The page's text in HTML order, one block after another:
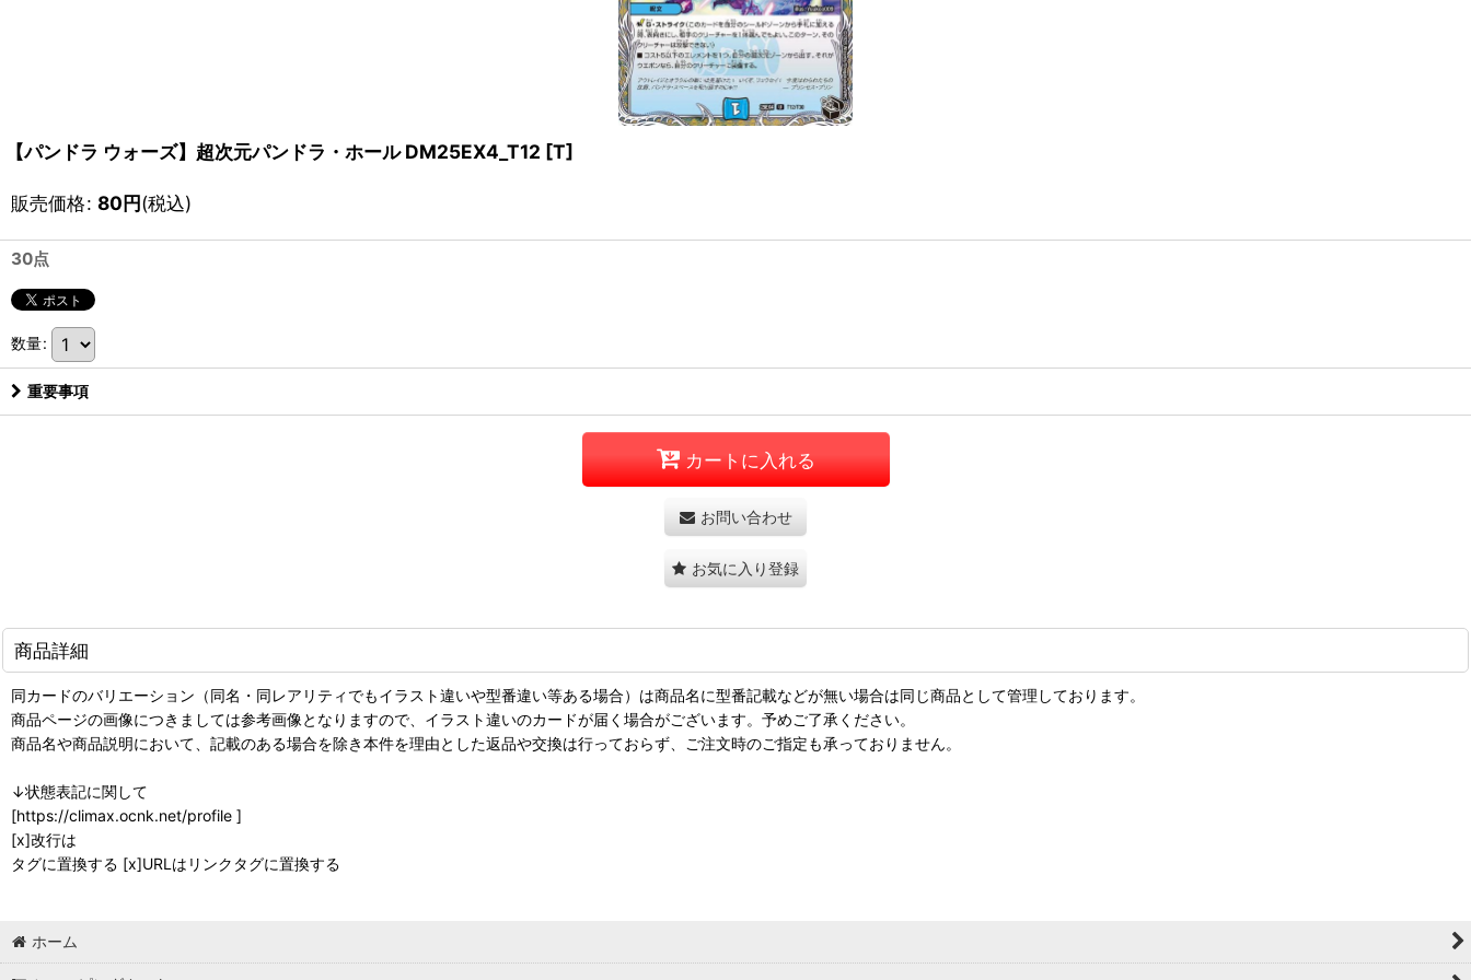
【パンドラ ウォーズ】超次元パンドラ・ホール DM25EX4_T12 [T]
販売価格: 80円(税込)
30点
数量:
重要事項
カートに入れる
お問い合わせ
お気に入り登録
商品詳細
同カードのバリエーション（同名・同レアリティでもイラスト違いや型番違い等ある場合）は商品名に型番記載などが無い場合は同じ商品として管理しております。
商品ページの画像につきましては参考画像となりますので、イラスト違いのカードが届く場合がございます。予めご了承ください。
商品名や商品説明において、記載のある場合を除き本件を理由とした返品や交換は行っておらず、ご注文時のご指定も承っておりません。
↓状態表記に関して
[https://climax.ocnk.net/profile ]
[x]改行は
タグに置換する [x]URLはリンクタグに置換する
ホーム